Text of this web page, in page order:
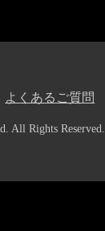
よくあるご質問
All Rights Reserved.